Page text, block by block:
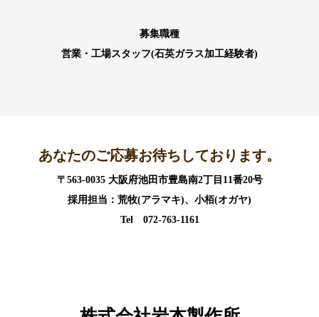
募集職種
営業・工場スタッフ(石英ガラス加工経験者)
あなたのご応募お待ちしております。
〒563-0035 大阪府池田市豊島南2丁目11番20号
採用担当：荒牧(アラマキ)、小栢(オガヤ)
Tel 072-763-1161